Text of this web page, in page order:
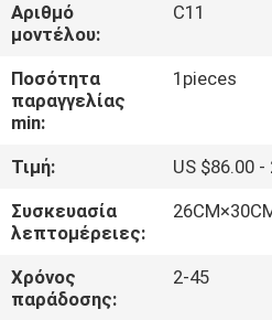
ΠΟΙΟΤΙΚΌΣ
ΈΛΕΓΧΟΣ
ΜΑΣ
ΕΛΆΤΕ
ΣΕ
ΕΠΑΦΉ
ΜΕ
Αριθμό
μοντέλου:
C11
Ποσότητα
παραγγελίας
min:
1pieces
Τιμή:
US $86.00
Συσκευασία
λεπτομέρειες:
Χρόνος
παράδοσης:
2-45